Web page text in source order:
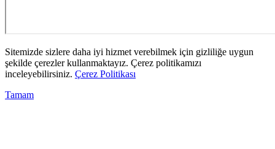
Sitemizde sizlere daha iyi hizmet verebilmek için gizliliğe uygun
şekilde çerezler kullanmaktayız. Çerez politikamızı
inceleyebilirsiniz. Çerez Politikası
Tamam